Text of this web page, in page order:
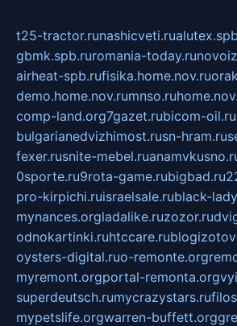
t25-tractor.runashicveti.ru
gbmk.spb.ruromania-today.ru
airheat-spb.rufisika.home.nov.ru
demo.home.nov.rumnso.ru
comp-land.org7gazet.rubicom-oil.ru
bulgarianedvizhimost.rusn-hram.ru
fexer.rusnite-mebel.ru
0sporte.ru9rota-game.rubigbad.ru
pro-kirpichi.ruisraelsale.rublack-
mynances.orgladalike.ruzozor.ru
odnokartinki.ruhtccare.ru
oysters-digital.ruo-remonte.org
myremont.orgportal-remonta.org
superdeutsch.rumycrazystars.ru
mypetslife.orgwarren-buffett.org